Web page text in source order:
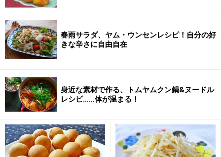
ワンポイントアドバイス
「何に使っていいかよくわからない」とご相談をいただ
くことが多いナンプラーですが、こうしてお醤油がわり
に使うと、あっというまに使い切ります。一度開封した
ナンプラーは、どんどん風味が落ちて、塩分が強くなっ
てくるので、「いつのかわからない」という場合は、炒
め物などはともかく、冷奴やサラダのようなものに使う
のは控えたほうがいいでしょう。
春雨サラダ、ヤム・ウンセンレシピ！自分の好
きな辛さに自由自在
身近な素材で作る、トムヤムクン鍋&ヌードル
レシピ……体が温まる！